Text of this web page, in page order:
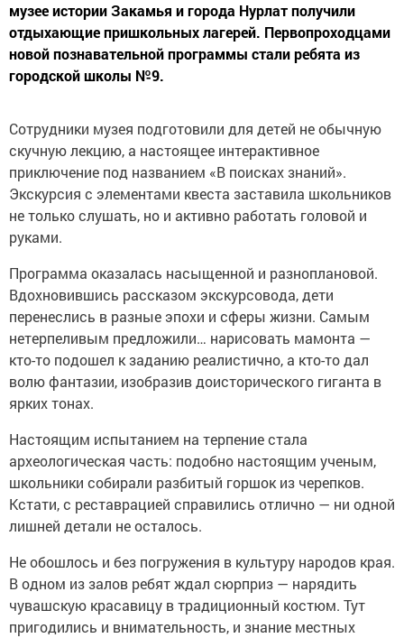
музее истории Закамья и города Нурлат получили
отдыхающие пришкольных лагерей. Первопроходцами
новой познавательной программы стали ребята из
городской школы №9.
Сотрудники музея подготовили для детей не обычную
скучную лекцию, а настоящее интерактивное
приключение под названием «В поисках знаний».
Экскурсия с элементами квеста заставила школьников
не только слушать, но и активно работать головой и
руками.
Программа оказалась насыщенной и разноплановой.
Вдохновившись рассказом экскурсовода, дети
перенеслись в разные эпохи и сферы жизни. Самым
нетерпеливым предложили… нарисовать мамонта —
кто-то подошел к заданию реалистично, а кто-то дал
волю фантазии, изобразив доисторического гиганта в
ярких тонах.
Настоящим испытанием на терпение стала
археологическая часть: подобно настоящим ученым,
школьники собирали разбитый горшок из черепков.
Кстати, с реставрацией справились отлично — ни одной
лишней детали не осталось.
Не обошлось и без погружения в культуру народов края.
В одном из залов ребят ждал сюрприз — нарядить
чувашскую красавицу в традиционный костюм. Тут
пригодились и внимательность, и знание местных